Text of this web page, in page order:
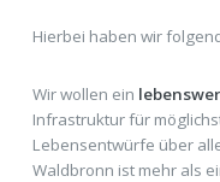
Hierbei haben wir
Wir wollen ein
Infrastruktur für
Lebensentwürfe über
Waldbronn ist mehr als